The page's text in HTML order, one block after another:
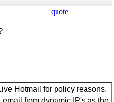
quote
Hotmail for policy reasons.